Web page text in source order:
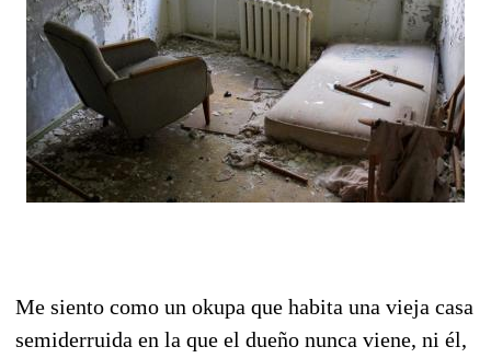
Me siento como un okupa que habita una vieja casa
semiderruida en la que el dueño nunca viene, ni él,